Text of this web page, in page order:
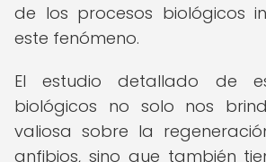
de los procesos biológicos
este fenómeno.
El estudio detallado de
biológicos no solo nos
valiosa sobre la
anfibios, sino que también